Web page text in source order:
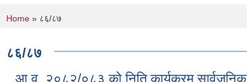
You are here
Home » ८६/८७
८६/८७
आ.व. २०८२/०८३ को निति कार्यक्रम सार्वजनिक